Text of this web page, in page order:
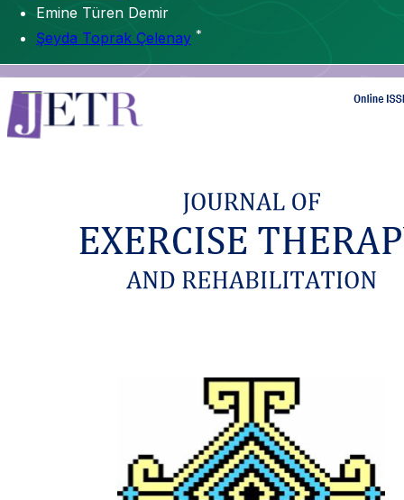
Emine Türen Demir
Şeyda Toprak Çelenay *